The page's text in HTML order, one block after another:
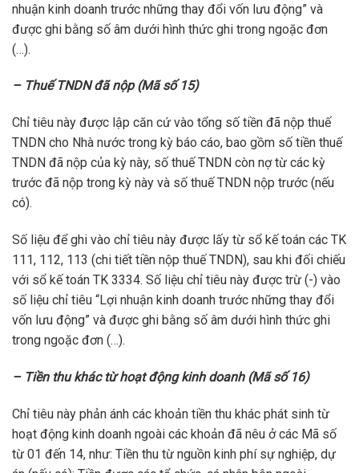
nhuận kinh doanh trước những thay đổi vốn lưu động” và
được ghi bằng số âm dưới hình thức ghi trong ngoặc đơn
(…).
– Thuế TNDN đã nộp (Mã số 15)
Chỉ tiêu này được lập căn cứ vào tổng số tiền đã nộp thuế
TNDN cho Nhà nước trong kỳ báo cáo, bao gồm số tiền thuế
TNDN đã nộp của kỳ này, số thuế TNDN còn nợ từ các kỳ
trước đã nộp trong kỳ này và số thuế TNDN nộp trước (nếu
có).
Số liệu để ghi vào chỉ tiêu này được lấy từ sổ kế toán các TK
111, 112, 113 (chi tiết tiền nộp thuế TNDN), sau khi đối chiếu
với sổ kế toán TK 3334. Số liệu chỉ tiêu này được trừ (-) vào
số liệu chỉ tiêu “Lợi nhuận kinh doanh trước những thay đổi
vốn lưu động” và được ghi bằng số âm dưới hình thức ghi
trong ngoặc đơn (…).
– Tiền thu khác từ hoạt động kinh doanh (Mã số 16)
Chỉ tiêu này phản ánh các khoản tiền thu khác phát sinh từ
hoạt động kinh doanh ngoài các khoản đã nêu ở các Mã số
từ 01 đến 14, như: Tiền thu từ nguồn kinh phí sự nghiệp, dự